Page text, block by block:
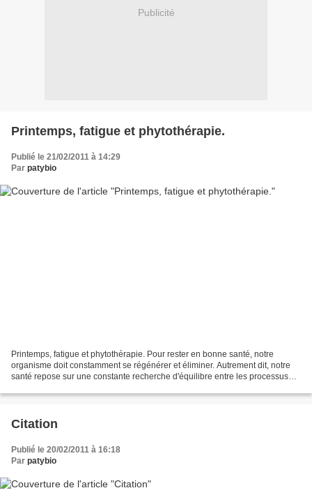
Publicité
Printemps, fatigue et phytothérapie.
Publié le 21/02/2011 à 14:29
Par patybio
Printemps, fatigue et phytothérapie. Pour rester en bonne santé, notre
organisme doit constamment se régénérer et éliminer. Autrement dit, notre
santé repose sur une constante recherche d'équilibre entre les processus
Citation
Publié le 20/02/2011 à 16:18
Par patybio